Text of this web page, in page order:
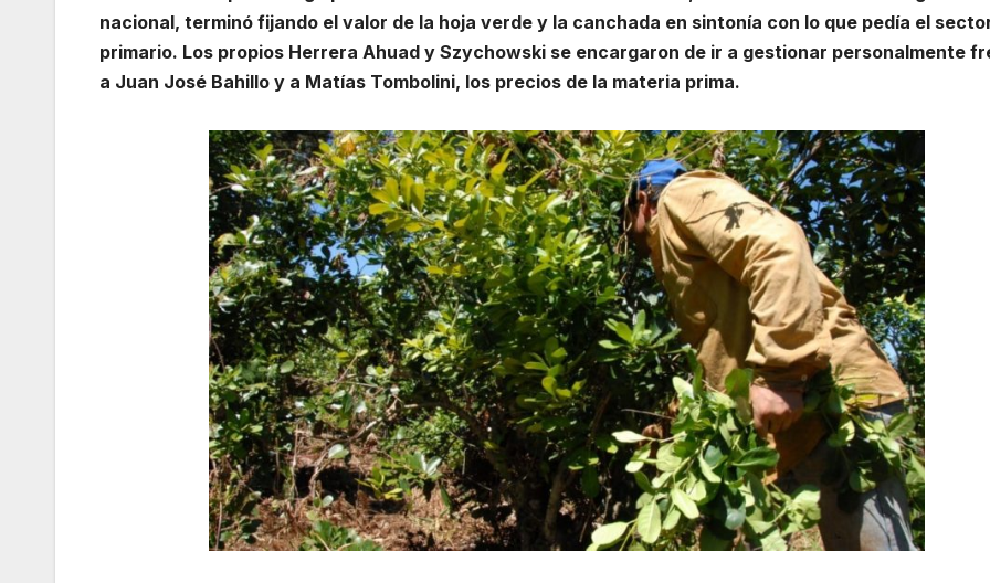
nacional, terminó fijando el valor de la hoja verde y la canchada en sintonía con lo que pedía el
primario. Los propios Herrera Ahuad y Szychowski se encargaron de ir a gestionar personalmente
a Juan José Bahillo y a Matías Tombolini, los precios de la materia prima.